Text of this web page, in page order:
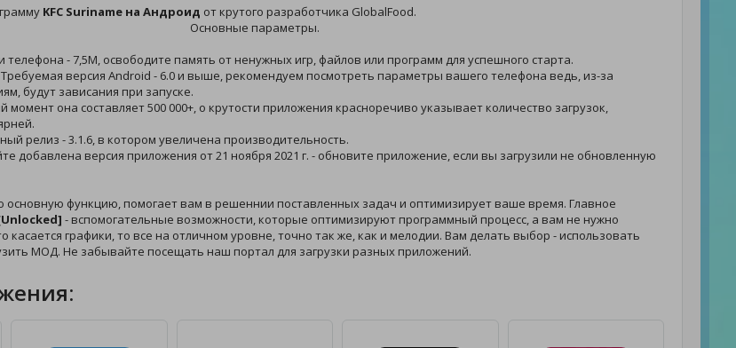
KFC Suriname на Андроид от крутого разработчика GlobalFood.
Основные параметры.
- 7,5M, освободите память от ненужных игр, файлов или программ для успешного старта.
версия Android - 6.0 и выше, рекомендуем посмотреть параметры вашего телефона ведь, из-за
будут зависания при запуске.
момент она составляет 500 000+, о крутости приложения красноречиво указывает количество загрузок,
релиз - 3.1.6, в котором увеличена производительность.
добавлена версия приложения от 21 ноября 2021 г. - обновите приложение, если вы загрузили не обновленную
основную функцию, помогает вам в решеннии поставленных задач и оптимизирует ваше время. Главное
- вспомогательные возможности, которые оптимизируют программный процесс, а вам не нужно
касается графики, то все на отличном уровне, точно так же, как и мелодии. Вам делать выбор - использовать
МОД. Не забывайте посещать наш портал для загрузки разных приложений.